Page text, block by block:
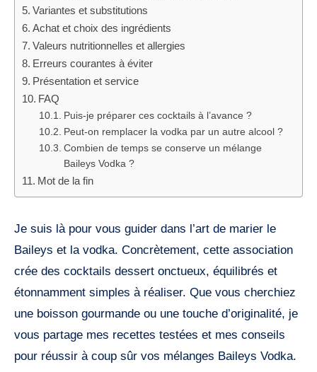
Variantes et substitutions
Achat et choix des ingrédients
Valeurs nutritionnelles et allergies
Erreurs courantes à éviter
Présentation et service
FAQ
Puis-je préparer ces cocktails à l’avance ?
Peut-on remplacer la vodka par un autre alcool ?
Combien de temps se conserve un mélange
Baileys Vodka ?
Mot de la fin
Je suis là pour vous guider dans l’art de marier le
Baileys et la vodka. Concrètement, cette association
crée des cocktails dessert onctueux, équilibrés et
étonnamment simples à réaliser. Que vous cherchiez
une boisson gourmande ou une touche d’originalité, je
vous partage mes recettes testées et mes conseils
pour réussir à coup sûr vos mélanges Baileys Vodka.